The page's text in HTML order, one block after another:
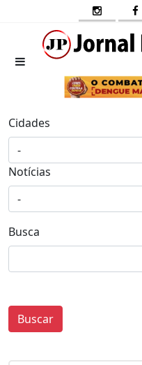
Cidades
Notícias
Busca
Buscar